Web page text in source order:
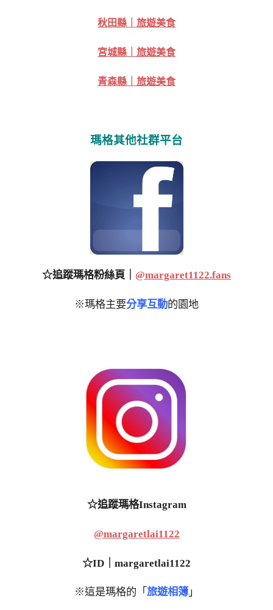
秋田縣｜旅遊美食
宮城縣｜旅遊美食
青森縣｜旅遊美食
瑪格其他社群平台
☆追蹤瑪格粉絲頁｜ @margaret1122.fans
※瑪格主要分享互動的園地
☆追蹤瑪格Instagram
@margaretlai1122
☆ID｜margaretlai1122
※這是瑪格的「 旅遊相簿 」